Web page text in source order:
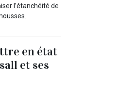
l’étanchéité de
en état
et ses